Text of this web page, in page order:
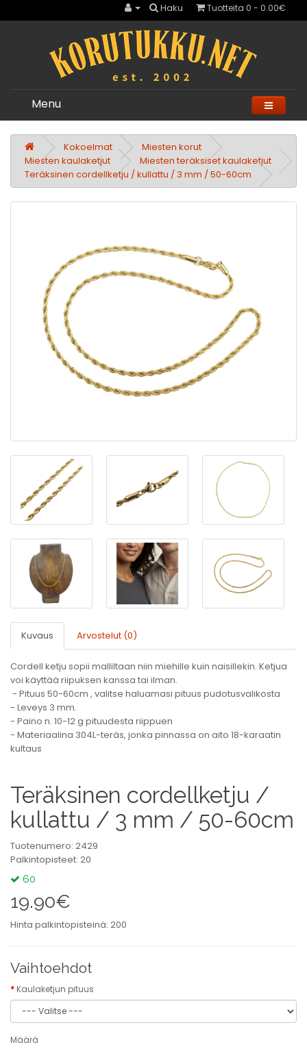
Haku Tuotteita 0 - 0.00€
Menu
Kokoelmat
Miesten korut
Miesten kaulaketjut
Miesten teräksiset kaulaketjut
Teräksinen cordellketju / kullattu / 3 mm / 50-60cm
Kuvaus Arvostelut (0)
Cordell ketju sopii malliltaan niin miehille kuin naisillekin. Ketjua
voi käyttää riipuksen kanssa tai ilman.
- Pituus 50-60cm , valitse haluamasi pituus pudotusvalikosta
- Leveys 3 mm.
- Paino n. 10-12 g pituudesta riippuen
- Materiaalina 304L-teräs, jonka pinnassa on aito 18-karaatin
kultaus
Teräksinen cordellketju /
kullattu / 3 mm / 50-60cm
Tuotenumero: 2429
Palkintopisteet: 20
60
19.90€
Hinta palkintopisteinä: 200
Vaihtoehdot
Kaulaketjun pituus
Määrä